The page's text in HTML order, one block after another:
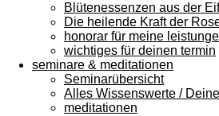
Blütenessenzen aus der
Die heilende Kraft der
honorar für meine
wichtiges für deinen termin
seminare & meditationen
Seminarübersicht
Alles Wissenswerte /
meditationen